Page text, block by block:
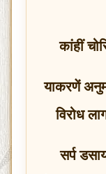
कांहीं
याकरणें
विरोध
सर्प